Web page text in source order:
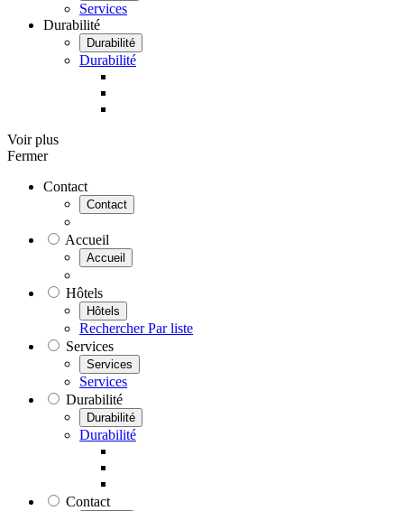
Services
Durabilité
Durabilité
Durabilité
Voir plus
Fermer
Contact
Contact
Accueil
Accueil
Hôtels
Hôtels
RechercherPar liste
Services
Services
Services
Durabilité
Durabilité
Durabilité
Contact